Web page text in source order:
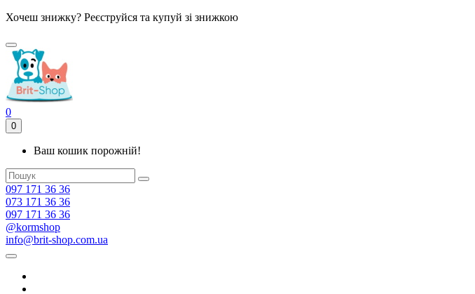
Хочеш знижку? Реєструйся та купуй зі знижкою
0
0
Ваш кошик порожній!
097 171 36 36
073 171 36 36
097 171 36 36
@kormshop
info@brit-shop.com.ua